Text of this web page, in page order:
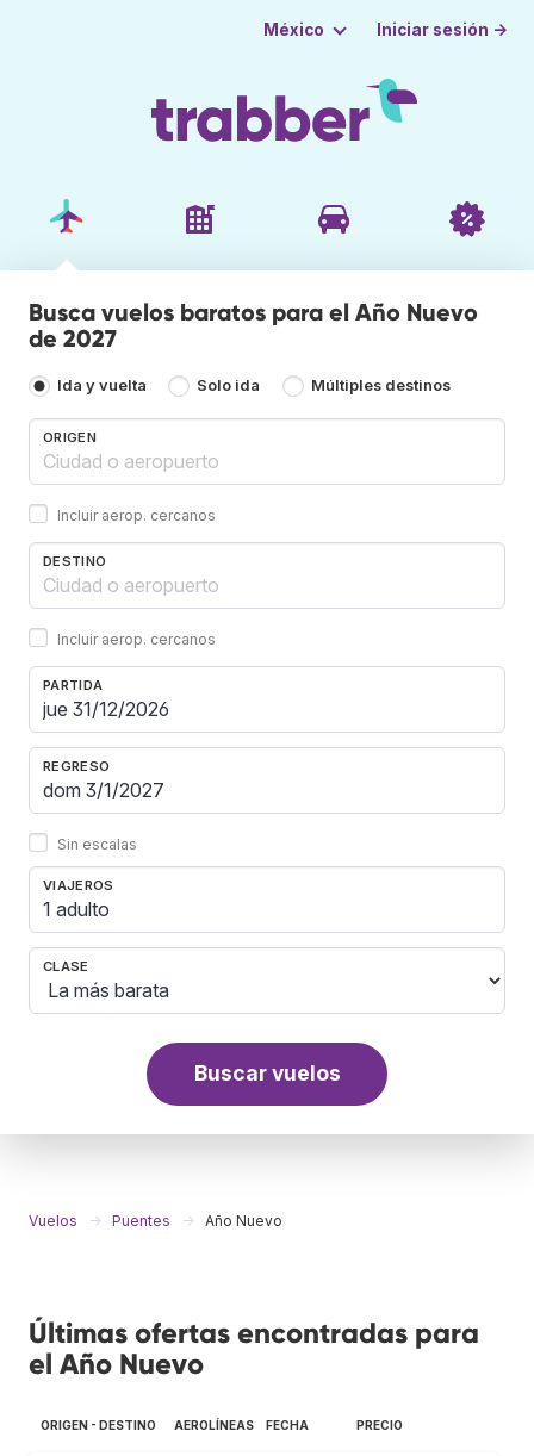
México Iniciar sesión →
Busca vuelos baratos para el Año Nuevo
de 2027
Ida y vuelta Solo ida Múltiples destinos
ORIGEN
Incluir aerop. cercanos
DESTINO
Incluir aerop. cercanos
PARTIDA
REGRESO
Sin escalas
VIAJEROS
1 adulto
CLASE
Buscar vuelos
Vuelos Puentes Año Nuevo
Últimas ofertas encontradas para
el Año Nuevo
ORIGEN - DESTINO AEROLÍNEAS FECHA PRECIO